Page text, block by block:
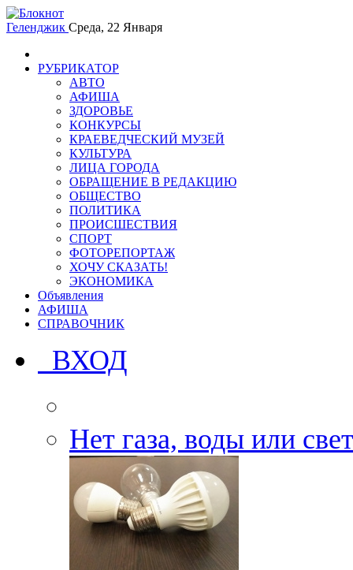
Геленджик Среда, 22 Января
РУБРИКАТОР
АВТО
АФИША
ЗДОРОВЬЕ
КОНКУРСЫ
КРАЕВЕДЧЕСКИЙ МУЗЕЙ
КУЛЬТУРА
ЛИЦА ГОРОДА
ОБРАЩЕНИЕ В РЕДАКЦИЮ
ОБЩЕСТВО
ПОЛИТИКА
ПРОИСШЕСТВИЯ
СПОРТ
ФОТОРЕПОРТАЖ
ХОЧУ СКАЗАТЬ!
ЭКОНОМИКА
Объявления
АФИША
СПРАВОЧНИК
ВХОД
Нет газа, воды или